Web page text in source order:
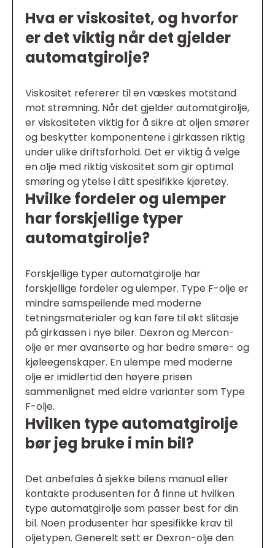
Hva er viskositet, og hvorfor
er det viktig når det gjelder
automatgirolje?
Viskositet refererer til en væskes motstand
mot strømning. Når det gjelder automatgirolje,
er viskositeten viktig for å sikre at oljen smører
og beskytter komponentene i girkassen riktig
under ulike driftsforhold. Det er viktig å velge
en olje med riktig viskositet som gir optimal
smøring og ytelse i ditt spesifikke kjøretøy.
Hvilke fordeler og ulemper
har forskjellige typer
automatgirolje?
Forskjellige typer automatgirolje har
forskjellige fordeler og ulemper. Type F-olje er
mindre samspeilende med moderne
tetningsmaterialer og kan føre til økt slitasje
på girkassen i nye biler. Dexron og Mercon-
olje er mer avanserte og har bedre smøre- og
kjøleegenskaper. En ulempe med moderne
olje er imidlertid den høyere prisen
sammenlignet med eldre varianter som Type
F-olje.
Hvilken type automatgirolje
bør jeg bruke i min bil?
Det anbefales å sjekke bilens manual eller
kontakte produsenten for å finne ut hvilken
type automatgirolje som passer best for din
bil. Noen produsenter har spesifikke krav til
oljetypen. Generelt sett er Dexron-olje den